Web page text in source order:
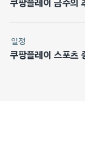
쿠팡플레이 금주의
일정
쿠팡플레이 스포츠